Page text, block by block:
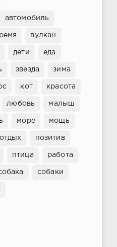
автомобиль
вулкан
дети еда
звезда зима
кот красота
любовь малыш
море мощь
отдых позитив
птица работа
собаки